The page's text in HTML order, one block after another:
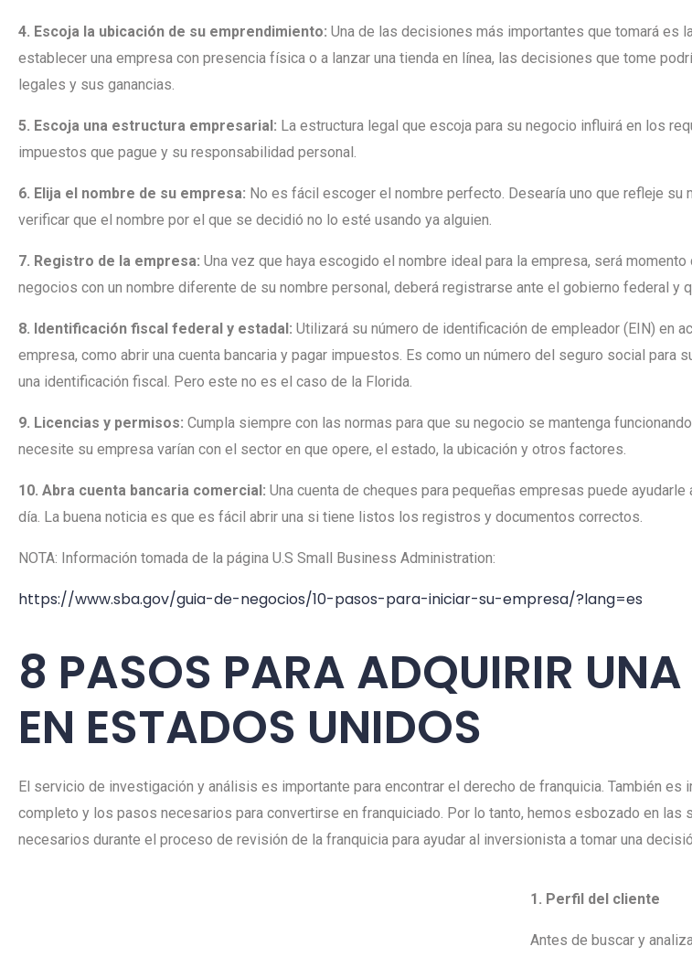
4. Escoja la ubicación de su emprendimiento: Una de las decisiones más importantes que tomará es
establecer una empresa con presencia física o a lanzar una tienda en línea, las decisiones que tome
legales y sus ganancias.
5. Escoja una estructura empresarial: La estructura legal que escoja para su negocio influirá en los
impuestos que pague y su responsabilidad personal.
6. Elija el nombre de su empresa: No es fácil escoger el nombre perfecto. Desearía uno que refleje su
verificar que el nombre por el que se decidió no lo esté usando ya alguien.
7. Registro de la empresa: Una vez que haya escogido el nombre ideal para la empresa, será
negocios con un nombre diferente de su nombre personal, deberá registrarse ante el gobierno federal y
8. Identificación fiscal federal y estadal: Utilizará su número de identificación de empleador (EIN) en
empresa, como abrir una cuenta bancaria y pagar impuestos. Es como un número del seguro social
una identificación fiscal. Pero este no es el caso de la Florida.
9. Licencias y permisos: Cumpla siempre con las normas para que su negocio se mantenga
necesite su empresa varían con el sector en que opere, el estado, la ubicación y otros factores.
10. Abra cuenta bancaria comercial: Una cuenta de cheques para pequeñas empresas puede
día. La buena noticia es que es fácil abrir una si tiene listos los registros y documentos correctos.
NOTA: Información tomada de la página U.S Small Business Administration:
https://www.sba.gov/guia-de-negocios/10-pasos-para-iniciar-su-empresa/?lang=es
8 PASOS PARA ADQUIRIR
EN ESTADOS UNIDOS
El servicio de investigación y análisis es importante para encontrar el derecho de franquicia. También
completo y los pasos necesarios para convertirse en franquiciado. Por lo tanto, hemos esbozado en
necesarios durante el proceso de revisión de la franquicia para ayudar al inversionista a tomar una
1. Perfil del cliente
Antes de buscar y